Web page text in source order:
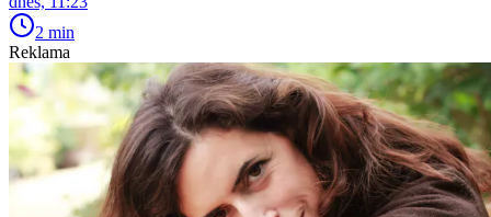
2 min
Reklama